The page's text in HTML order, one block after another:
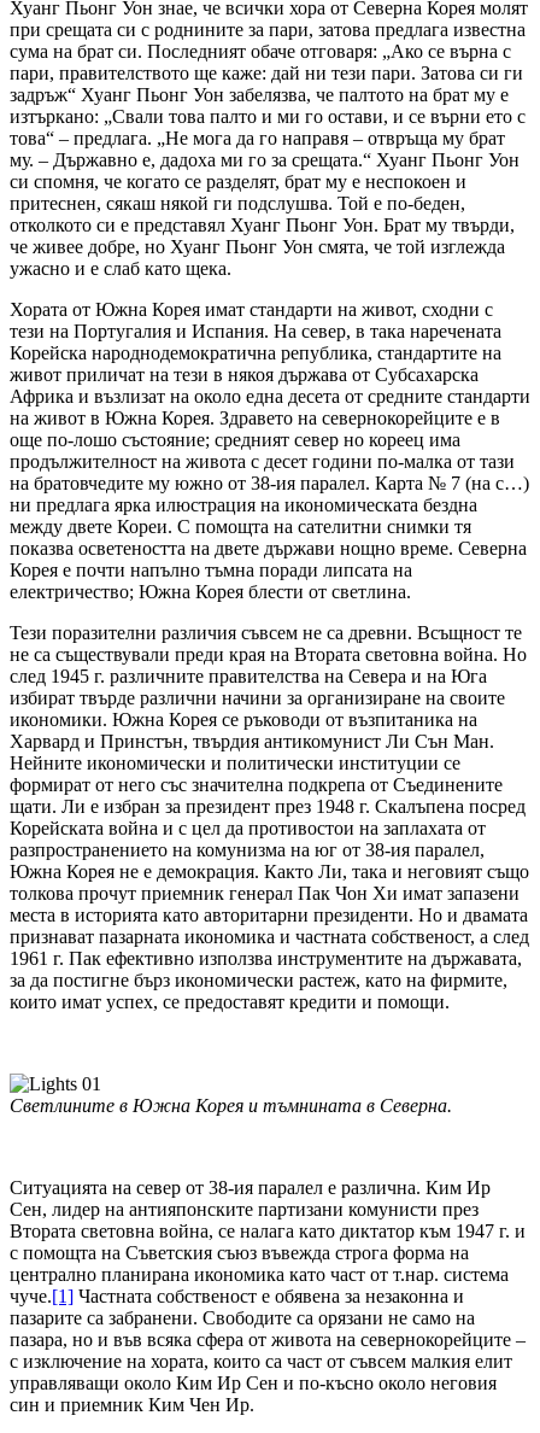
Хуанг Пьонг Уон знае, че всички хора от Северна Корея молят
при срещата си с роднините за пари, затова предлага известна
сума на брат си. Последният обаче отговаря: „Ако се върна с
пари, правителството ще каже: дай ни тези пари. Затова си ги
задръж“ Хуанг Пьонг Уон забелязва, че палтото на брат му е
изтъркано: „Свали това палто и ми го остави, и се върни ето с
това“ – предлага. „Не мога да го направя – отвръща му брат
му. – Държавно е, дадоха ми го за срещата.“ Хуанг Пьонг Уон
си спомня, че когато се разделят, брат му е неспокоен и
притеснен, сякаш някой ги подслушва. Той е по-беден,
отколкото си е представял Хуанг Пьонг Уон. Брат му твърди,
че живее добре, но Хуанг Пьонг Уон смята, че той изглежда
ужасно и е слаб като щека.
Хората от Южна Корея имат стандарти на живот, сходни с
тези на Португалия и Испания. На север, в така наречената
Корейска народнодемократична република, стандартите на
живот приличат на тези в някоя държава от Субсахарска
Африка и възлизат на около една десета от средните стандарти
на живот в Южна Корея. Здравето на севернокорейците е в
още по-лошо състояние; средният север но кореец има
продължителност на живота с десет години по-малка от тази
на братовчедите му южно от 38-ия паралел. Карта № 7 (на с…)
ни предлага ярка илюстрация на икономическата бездна
между двете Кореи. С помощта на сателитни снимки тя
показва осветеността на двете държави нощно време. Северна
Корея е почти напълно тъмна поради липсата на
електричество; Южна Корея блести от светлина.
Тези поразителни различия съвсем не са древни. Всъщност те
не са съществували преди края на Втората световна война. Но
след 1945 г. различните правителства на Севера и на Юга
избират твърде различни начини за организиране на своите
икономики. Южна Корея се ръководи от възпитаника на
Харвард и Принстън, твърдия антикомунист Ли Сън Ман.
Нейните икономически и политически институции се
формират от него със значителна подкрепа от Съединените
щати. Ли е избран за президент през 1948 г. Скалъпена посред
Корейската война и с цел да противостои на заплахата от
разпространението на комунизма на юг от 38-ия паралел,
Южна Корея не е демокрация. Както Ли, така и неговият също
толкова прочут приемник генерал Пак Чон Хи имат запазени
места в историята като авторитарни президенти. Но и двамата
признават пазарната икономика и частната собственост, а след
1961 г. Пак ефективно използва инструментите на държавата,
за да постигне бърз икономически растеж, като на фирмите,
които имат успех, се предоставят кредити и помощи.
Светлините в Южна Корея и тъмнината в Северна.
Ситуацията на север от 38-ия паралел е различна. Ким Ир
Сен, лидер на антияпонските партизани комунисти през
Втората световна война, се налага като диктатор към 1947 г. и
с помощта на Съветския съюз въвежда строга форма на
централно планирана икономика като част от т.нар. система
чуче.[1] Частната собственост е обявена за незаконна и
пазарите са забранени. Свободите са орязани не само на
пазара, но и във всяка сфера от живота на севернокорейците –
с изключение на хората, които са част от съвсем малкия елит
управляващи около Ким Ир Сен и по-късно около неговия
син и приемник Ким Чен Ир.